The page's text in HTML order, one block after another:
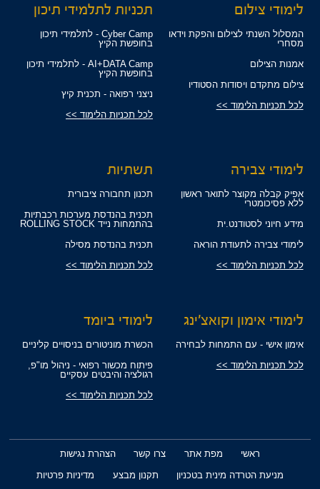
לימודי צילום
המסלול השנתי לצילום והפקת וידאו
מסחרי
אמנות הצילום
צילום מתקדם ויסודות הסטודיו
לכל תכניות הלימוד >>
תכניות לתלמידי תיכון
Cyber Camp - לתלמידי תיכון
בחופשת הקיץ
AI+DATA Camp - לתלמידי תיכון
בחופשת הקיץ
ניצני רפואה - תכנית קיץ
לכל תכניות הלימוד >>
לימודי צבירה
אפיק קבלה מקוצר לתואר ראשון
ללא פסיכומטרי
מידע חיוני לסטודנט.ית
לימודי צבירה לתעודת הוראה
לכל תכניות הלימוד >>
תשתיות
תכנון תחבורה ציבורית
תכנית בהנדסת מערכות רכבתיות
בהתמחות נייד ROLLING STOCK
תכנית בהנדסת מסילה
לכל תכניות הלימוד >>
לימודי אימון וקואצ'ינג
אימון אישי - עם התמחות לבחירה
לכל תכניות הלימוד >>
לימודי ביומד
הכשרת מוניטורים בניסויים קליניים
פיתוח מכשור רפואי - ניהול מו"פ,
רגולציה והיבטים עסקיים
לכל תכניות הלימוד >>
ראשי מפת אתר צרו קשר
הצהרת נגישות
מניעת הטרדה מינית בטכניון
תקנון מבצע מדיניות פרטיות